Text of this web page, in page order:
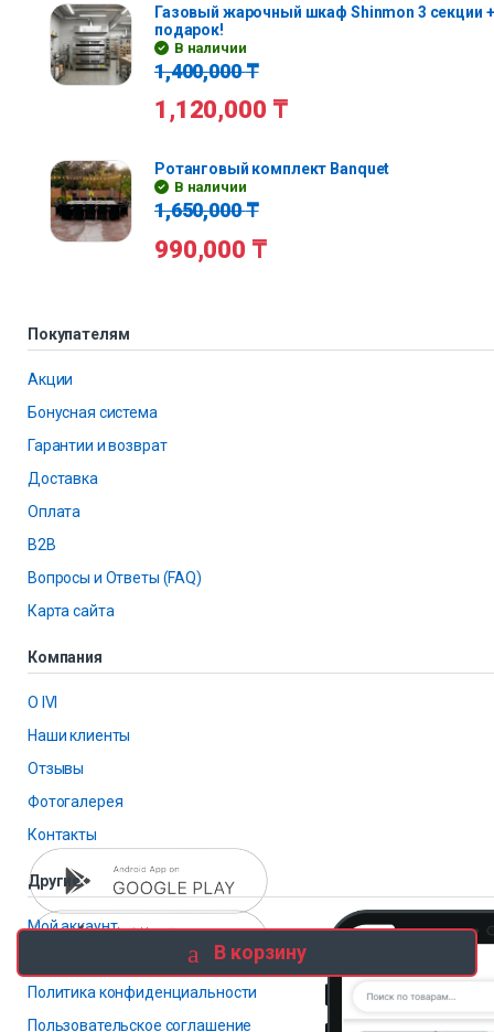
В корзину
Газовый жарочный шкаф Shinmon 3 секции
подарок!
В наличии
1,400,000₸
1,120,000 ₸
Ротанговый комплект Banquet
В наличии
1,650,000₸
990,000 ₸
Покупателям
Акции
Бонусная система
Гарантии и возврат
Доставка
Оплата
B2B
Вопросы и Ответы (FAQ)
Карта сайта
Компания
О IVI
Наши клиенты
Отзывы
Фотогалерея
Контакты
Другие
Мой аккаунт
Политика конфиденциальности
Пользовательское соглашение